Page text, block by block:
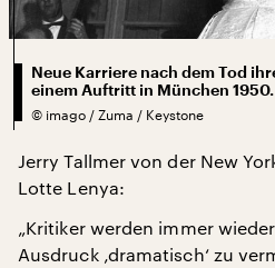
Neue Karriere nach dem Tod
einem Auftritt in München 1950.
© imago / Zuma / Keystone
Jerry Tallmer von der New
Lotte Lenya:
„Kritiker werden immer
Ausdruck ‚dramatisch‘ zu